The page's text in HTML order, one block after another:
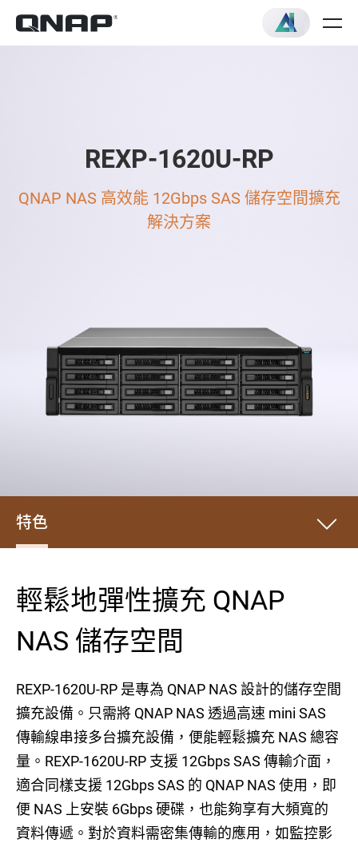
REXP-1620U-RP
QNAP NAS 高效能 12Gbps SAS 儲存空間擴充
解決方案
特色
輕鬆地彈性擴充 QNAP
NAS 儲存空間
REXP-1620U-RP 是專為 QNAP NAS 設計的儲存空間
擴充設備。只需將 QNAP NAS 透過高速 mini SAS
傳輸線串接多台擴充設備，便能輕鬆擴充 NAS 總容
量。REXP-1620U-RP 支援 12Gbps SAS 傳輸介面，
適合同樣支援 12Gbps SAS 的 QNAP NAS 使用，即
便 NAS 上安裝 6Gbps 硬碟，也能夠享有大頻寬的
資料傳遞。對於資料需密集傳輸的應用，如監控影